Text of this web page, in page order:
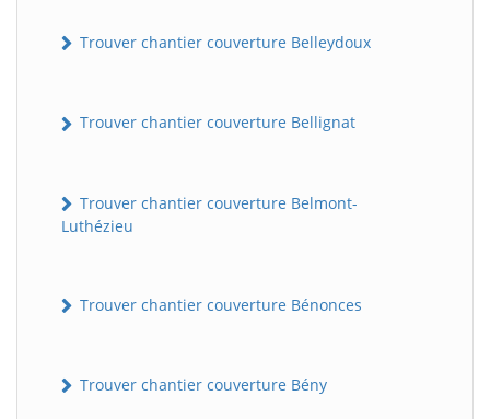
Trouver chantier couverture Belleydoux
Trouver chantier couverture Bellignat
Trouver chantier couverture Belmont-
Luthézieu
Trouver chantier couverture Bénonces
Trouver chantier couverture Bény